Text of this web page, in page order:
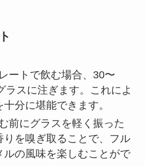
ートで飲む場合、30〜
ラスに注ぎます。これによ
分に堪能できます。
前にグラスを軽く振った
りを嗅ぎ取ることで、フル
ルの風味を楽しむことがで